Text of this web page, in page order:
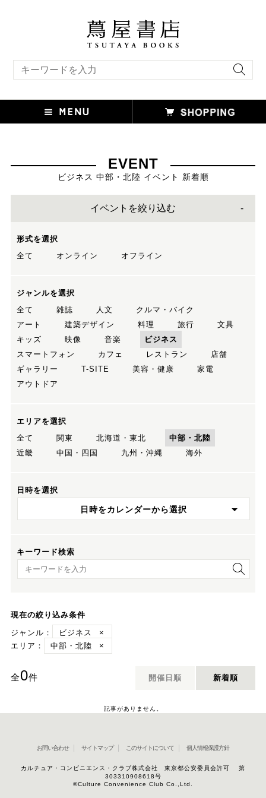
EVENT
ビジネス 中部・北陸 イベント 新着順
イベントを絞り込む
形式を選択
全て
オンライン オフライン
ジャンルを選択
全て
雑誌 人文
クルマ・バイク
アート
建築デザイン 料理 旅行
文具
キッズ
映像 音楽
ビジネス
スマートフォン
カフェ レストラン
店舗
ギャラリー
T-SITE 美容・健康
家電
アウトドア
エリアを選択
全て
関東 北海道・東北
中部・北陸
近畿
中国・四国 九州・沖縄 海外
日時を選択
日時をカレンダーから選択
キーワード検索
キーワード検索
現在の絞り込み条件
ジャンル：
ビジネス
×
エリア：
中部・北陸 ×
全0件 開催日順 新着順
記事がありません。
お問い合わせ サイトマップ このサイトについて 個人情報保護方針
カルチュア・コンビニエンス・クラブ株式会社 東京都公安委員会許可 第
303310908618号
©Culture Convenience Club Co.,Ltd.